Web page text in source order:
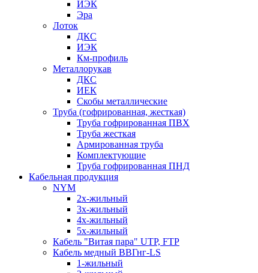
ИЭК
Эра
Лоток
ДКС
ИЭК
Км-профиль
Металлорукав
ДКС
ИЕК
Скобы металлические
Труба (гофрированная, жесткая)
Труба гофрированная ПВХ
Труба жесткая
Армированная труба
Комплектующие
Труба гофрированная ПНД
Кабельная продукция
NYM
2х-жильный
3х-жильный
4х-жильный
5х-жильный
Кабель "Витая пара" UTP, FTP
Кабель медный ВВГнг-LS
1-жильный